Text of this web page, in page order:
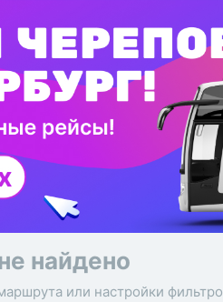
найдено
или настройки